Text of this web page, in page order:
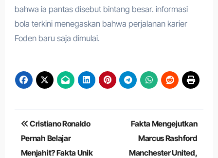
bahwa ia pantas disebut bintang besar. informasi
bola terkini menegaskan bahwa perjalanan karier
Foden baru saja dimulai.
Navigasi
pos
Cristiano Ronaldo
Pernah Belajar
Menjahit? Fakta Unik
Fakta Mengejutkan
Marcus Rashford
Manchester United,